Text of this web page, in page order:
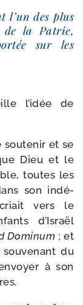
l’un des plus
de la Patrie,
sur les
l’i­dée de
sou­te­nir et se
Dieu et le
toutes les
son indé­
vers le
d’Israël
Dominum ; et
du
à son